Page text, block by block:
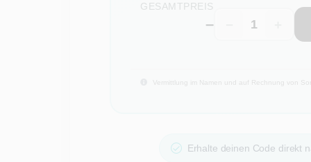
GESAMTPREIS
–
Vermittlung im Namen und auf Rechnung von
Erhalte deinen Code direkt